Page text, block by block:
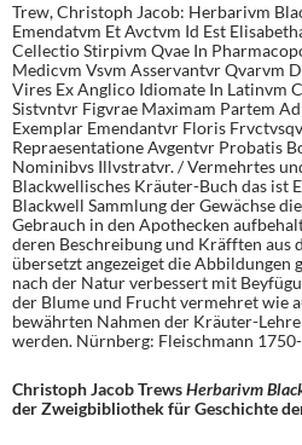
Trew, Christoph Jacob: Herbarivm
Emendatvm Et Avctvm Id Est
Cellectio Stirpivm Qvae In
Medicvm Vsvm Asservantvr Qvarvm
Vires Ex Anglico Idiomate In Latinvm
Sistvntvr Figvrae Maximam Partem
Exemplar Emendantvr Floris
Repraesentatione Avgentvr Probatis
Nominibvs Illvstratvr. / Vermehrtes
Blackwellisches Kräuter-Buch das ist
Blackwell Sammlung der Gewächse
Gebrauch in den Apothecken
deren Beschreibung und Kräfften aus
übersetzt angezeiget die Abbildungen
nach der Natur verbessert mit
der Blume und Frucht vermehret wie
bewährten Nahmen der Kräuter-
werden. Nürnberg: Fleischmann
Christoph Jacob TrewsHerbarivm
der Zweigbibliothek für Geschichte